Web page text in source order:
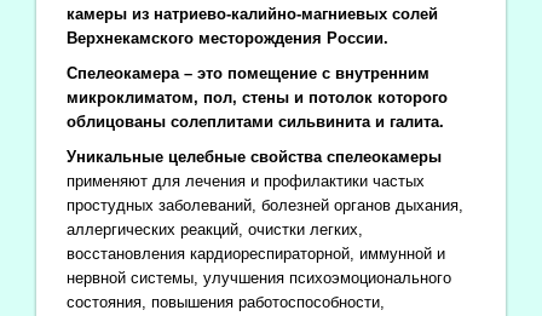
камеры из натриево-калийно-магниевых солей
Верхнекамского месторождения России.
Спелеокамера – это помещение с внутренним
микроклиматом, пол, стены и потолок которого
облицованы солеплитами сильвинита и галита.
Уникальные целебные свойства спелеокамеры
применяют для лечения и профилактики частых
простудных заболеваний, болезней органов дыхания,
аллергических реакций, очистки легких,
восстановления кардиореспираторной, иммунной и
нервной системы, улучшения психоэмоционального
состояния, повышения работоспособности,